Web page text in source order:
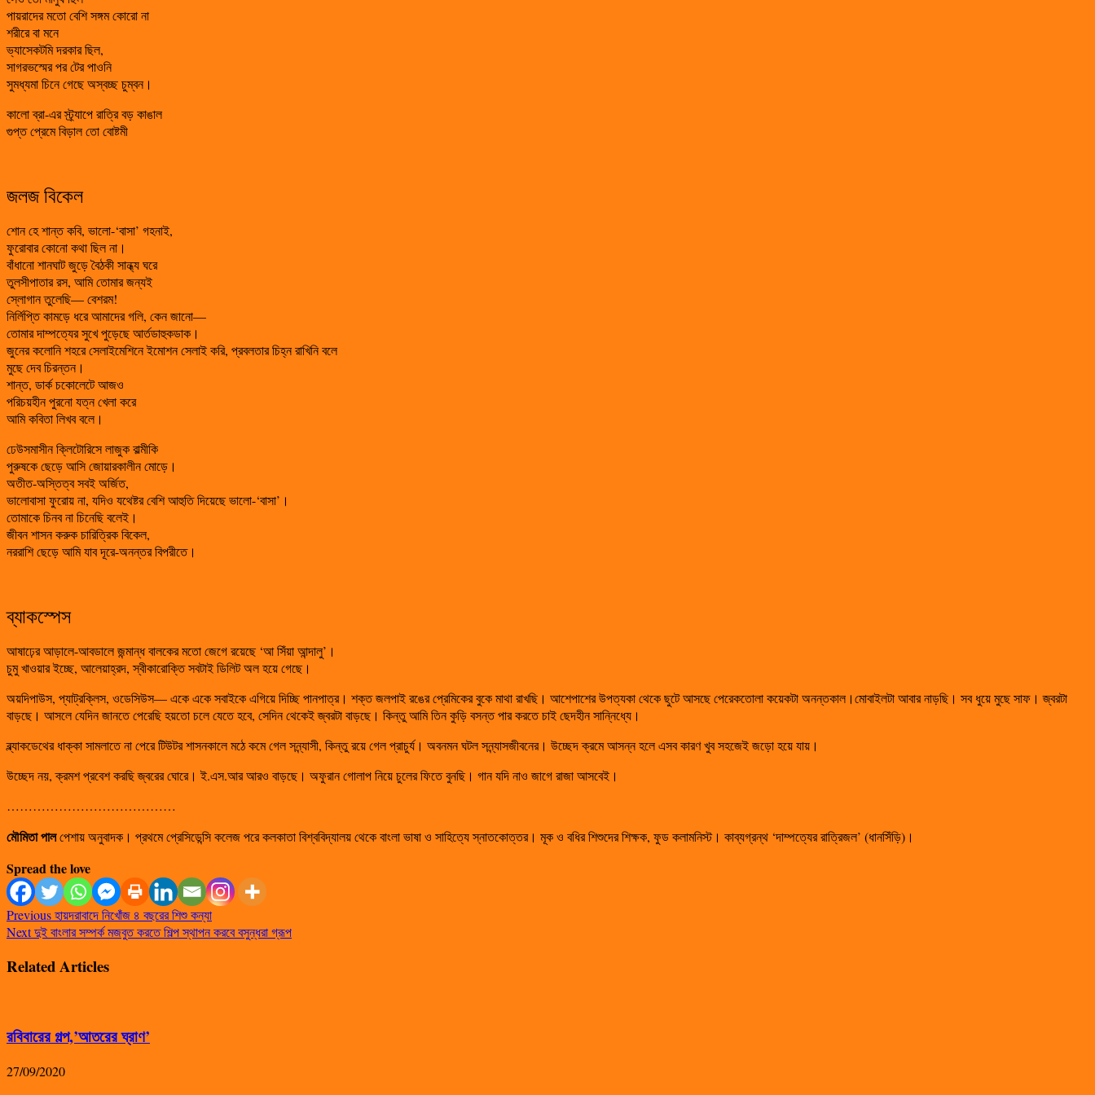
পায়রাদের মতো বেশি সঙ্গম কোরো না
শরীরে বা মনে
ভ্যাসেকটমি দরকার ছিল,
সাগরভস্মের পর টের পাওনি
সুমধ্যমা চিনে গেছে অস্বচ্ছ চুম্বন।
কালো ব্রা-এর স্ট্র্যাপে রাত্রি বড় কাঙাল
গুপ্ত প্রেমে বিড়াল তো বোষ্টমী
জলজ বিকেল
শোন হে শান্ত কবি, ভালো-‘বাসা’ গহনাই,
ফুরোবার কোনো কথা ছিল না।
বাঁধানো শানঘাট জুড়ে বৈঠকী সান্ধ্য ঘরে
তুলসীপাতার রস, আমি তোমার জন্যই
স্লোগান তুলেছি— বেশরম!
নির্লিপ্তি কামড়ে ধরে আমাদের গলি, কেন জানো—
তোমার দাম্পত্যের সুখে পুড়েছে আর্তডাহুকডাক।
জুনের কলোনি শহরে সেলাইমেশিনে ইমোশন সেলাই করি, প্রবলতার চিহ্ন রাখিনি বলে
মুছে দেব চিরন্তন।
শান্ত, ডার্ক চকোলেটে আজও
পরিচয়হীন পুরনো যত্ন খেলা করে
আমি কবিতা লিখব বলে।
ঢেউসমাসীন ক্লিটোরিসে লাজুক বাল্মীকি
পুরুষকে ছেড়ে আসি জোয়ারকালীন মোড়ে।
অতীত-অস্তিত্ব সবই অর্জিত,
ভালোবাসা ফুরোয় না, যদিও যথেষ্টর বেশি আহুতি দিয়েছে ভালো-‘বাসা’।
তোমাকে চিনব না চিনেছি বলেই।
জীবন শাসন করুক চারিত্রিক বিকেল,
নররাশি ছেড়ে আমি যাব দূরে-অনন্তর বিপরীতে।
ব্যাকস্পেস
আষাঢ়ের আড়ালে-আবডালে জন্মান্ধ বালকের মতো জেগে রয়েছে ‘আ সিঁয়া আন্দালু’।
চুমু খাওয়ার ইচ্ছে, আলেয়াহ্রদ, স্বীকারোক্তি সবটাই ডিলিট অল হয়ে গেছে।
অয়দিপাউস, প্যাট্রক্লিস, ওডেসিউস— একে একে সবাইকে এগিয়ে দিচ্ছি পানপাত্র। শক্ত জলপাই রঙের প্রেমিকের বুকে মাথা রাখছি। আশেপাশের উপত্যকা থেকে ছুটে আসছে পেরেকতোলা কয়েকটা অনন্তকাল।মোবাইলটা আবার নাড়ছি। সব ধুয়ে মুছে সাফ। জ্বরটা
বাড়ছে। আসলে যেদিন জানতে পেরেছি হয়তো চলে যেতে হবে, সেদিন থেকেই জ্বরটা বাড়ছে। কিন্তু আমি তিন কুড়ি বসন্ত পার করতে চাই ছেদহীন সান্নিধ্যে।
ব্ল্যাকডেথের ধাক্কা সামলাতে না পেরে টিউটর শাসনকালে মঠে কমে গেল সন্ন্যাসী, কিন্তু রয়ে গেল প্রাচুর্য। অবনমন ঘটল সন্ন্যাসজীবনের। উচ্ছেদ ক্রমে আসন্ন হলে এসব কারণ খুব সহজেই জড়ো হয়ে যায়।
উচ্ছেদ নয়, ক্রমশ প্রবেশ করছি জ্বরের ঘোরে। ই.এস.আর আরও বাড়ছে। অফুরান গোলাপ নিয়ে চুলের ফিতে বুনছি। গান যদি নাও জাগে রাজা আসবেই।
…………………………………
মৌমিতা পালপেশায় অনুবাদক। প্রথমে প্রেসিডেন্সি কলেজ পরে কলকাতা বিশ্ববিদ্যালয় থেকে বাংলা ভাষা ও সাহিত্যে স্নাতকোত্তর। মূক ও বধির শিশুদের শিক্ষক, ফুড কলামনিস্ট। কাব্যগ্রন্থ ‘দাম্পত্যের রাত্রিজল’ (ধানসিঁড়ি)।
Spread the love
Previousহায়দরাবাদে নিখোঁজ ৪ বছরের শিশু কন্যা
Nextদুই বাংলার সম্পর্ক মজবুত করতে শিল্প স্থাপন করবে বসুন্ধরা গ্রূপ
Related Articles
রবিবারের গল্প,’আতরের ঘ্রাণ’
27/09/2020